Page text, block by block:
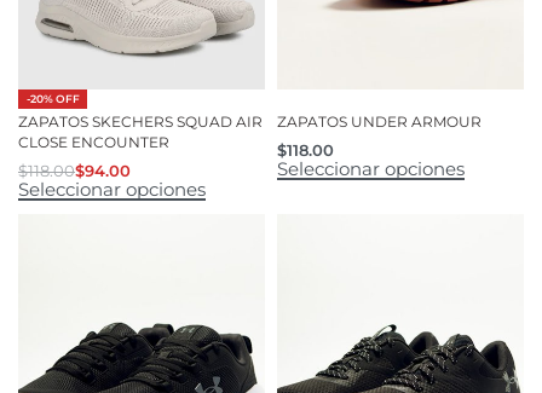
-20% OFF
ZAPATOS SKECHERS SQUAD AIR
CLOSE ENCOUNTER
$118.00$94.00
Seleccionar opciones
ZAPATOS UNDER ARMOUR
$118.00
Seleccionar opciones